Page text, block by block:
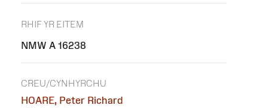
RHIF YR EITEM
NMW A 16238
CREU/CYNHYRCHU
HOARE, Peter Richard